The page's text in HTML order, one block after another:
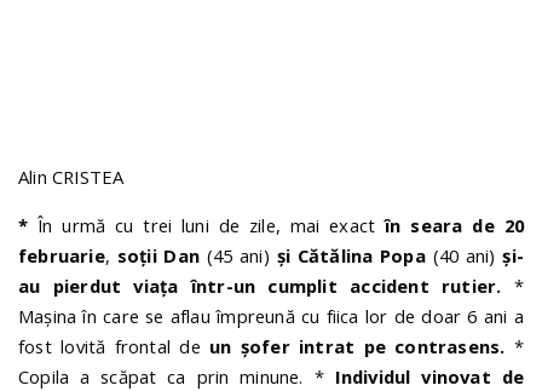
Alin CRISTEA
* În urmă cu trei luni de zile, mai exactîn seara de 20
februarie, soții Dan (45 ani) și Cătălina Popa (40 ani) și-
au pierdut viața într-un cumplit accident rutier. *
Mașina în care se aflau împreună cu fiica lor de doar 6 ani a
fost lovită frontal de un șofer intrat pe contrasens. *
Copila a scăpat ca prin minune. * Individul vinovat de